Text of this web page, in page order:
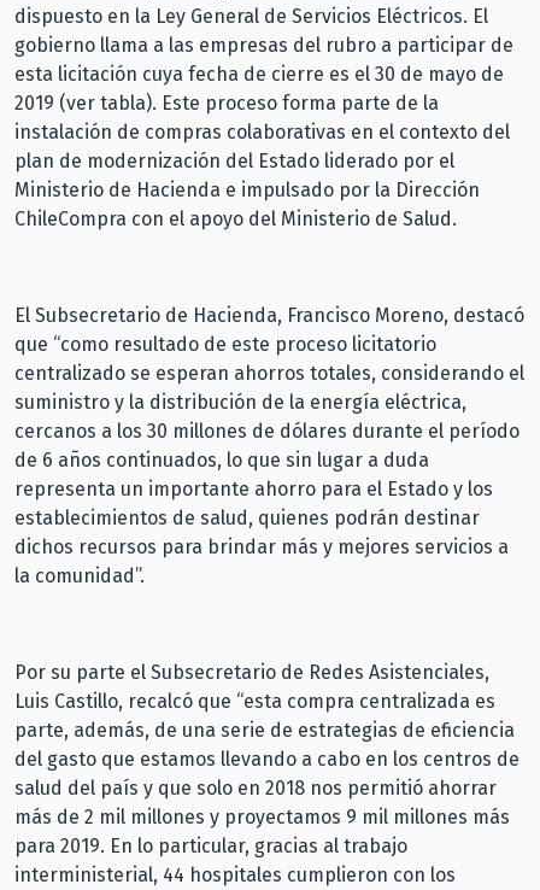
dispuesto en la Ley General de Servicios Eléctricos. El
gobierno llama a las empresas del rubro a participar de
esta licitación cuya fecha de cierre es el 30 de mayo de
2019 (ver tabla). Este proceso forma parte de la
instalación de compras colaborativas en el contexto del
plan de modernización del Estado liderado por el
Ministerio de Hacienda e impulsado por la Dirección
ChileCompra con el apoyo del Ministerio de Salud.
El Subsecretario de Hacienda, Francisco Moreno, destacó
que “como resultado de este proceso licitatorio
centralizado se esperan ahorros totales, considerando el
suministro y la distribución de la energía eléctrica,
cercanos a los 30 millones de dólares durante el período
de 6 años continuados, lo que sin lugar a duda
representa un importante ahorro para el Estado y los
establecimientos de salud, quienes podrán destinar
dichos recursos para brindar más y mejores servicios a
la comunidad”.
Por su parte el Subsecretario de Redes Asistenciales,
Luis Castillo, recalcó que “esta compra centralizada es
parte, además, de una serie de estrategias de eficiencia
del gasto que estamos llevando a cabo en los centros de
salud del país y que solo en 2018 nos permitió ahorrar
más de 2 mil millones y proyectamos 9 mil millones más
para 2019. En lo particular, gracias al trabajo
interministerial, 44 hospitales cumplieron con los